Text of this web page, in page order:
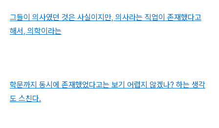
그들이 의사였던 것은 사실이지만, 의사라는 직업이 존재했다고
해서, 의학이라는
학문까지 동시에 존재했었다고는 보기 어렵지 않겠나? 하는 생각
도 스친다.